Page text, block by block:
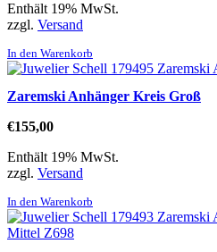
Enthält 19% MwSt.
zzgl. Versand
In den Warenkorb
Zaremski Anhänger Kreis Groß
€155,00
Enthält 19% MwSt.
zzgl. Versand
In den Warenkorb